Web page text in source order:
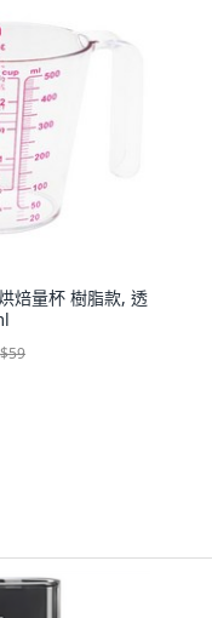
焙量杯 樹脂款, 透
$59